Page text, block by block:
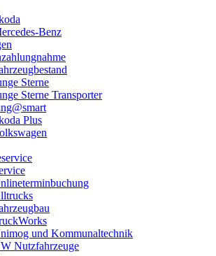
Benz
Sterne
Sterne Transporter
Plus
und Kommunaltechnik
Nutzfahrzeuge